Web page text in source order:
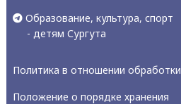
Образование, культура, спорт
- детям Сургута
Политика в отношении
Положение о порядке хранения